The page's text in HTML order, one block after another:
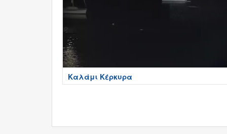
Καλάμι Κέρκυρα